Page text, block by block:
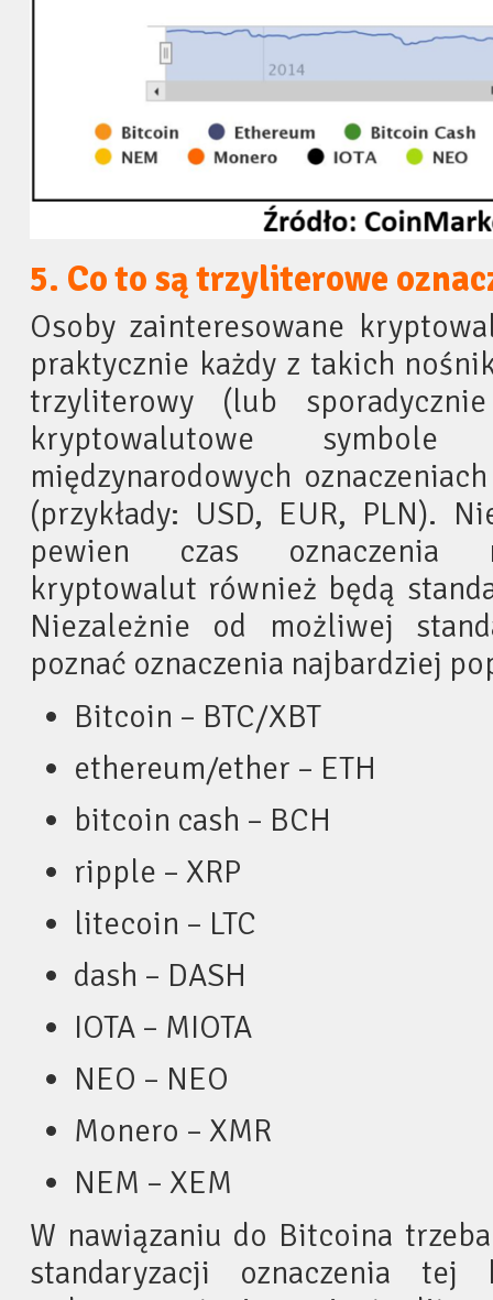
5. Co to są trzyliterowe
Osoby zainteresowane
praktycznie każdy z takich
trzyliterowy (lub
kryptowalutowe
międzynarodowych
(przykłady: USD, EUR, PLN).
pewien czas oznaczenia
kryptowalut również będą
Niezależnie od możliwej
poznać oznaczenia najbardziej
Bitcoin – BTC/XBT
ethereum/ether – ETH
bitcoin cash – BCH
ripple – XRP
litecoin – LTC
dash – DASH
IOTA – MIOTA
NEO – NEO
Monero – XMR
NEM – XEM
W nawiązaniu do Bitcoina
standaryzacji oznaczenia